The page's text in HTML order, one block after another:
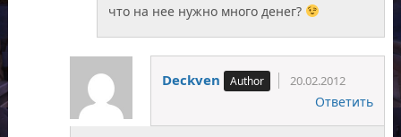
что на нее нужно много денег?
Deckven 20.02.2012
Ответить